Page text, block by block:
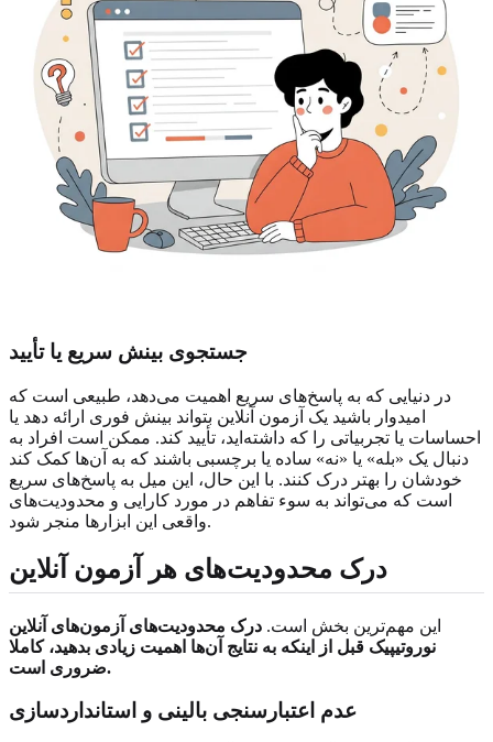
جستجوی بینش سریع یا تأیید
در دنیایی که به پاسخ‌های سریع اهمیت می‌دهد، طبیعی است که
امیدوار باشید یک آزمون آنلاین بتواند بینش فوری ارائه دهد یا
احساسات یا تجربیاتی را که داشته‌اید، تأیید کند. ممکن است افراد به
دنبال یک «بله» یا «نه» ساده یا برچسبی باشند که به آن‌ها کمک کند
خودشان را بهتر درک کنند. با این حال، این میل به پاسخ‌های سریع
است که می‌تواند به سوء تفاهم در مورد کارایی و محدودیت‌های
واقعی این ابزارها منجر شود.
درک محدودیت‌های هر آزمون آنلاین
این مهم‌ترین بخش است. درک محدودیت‌های آزمون‌های آنلاین
نوروتیپیک قبل از اینکه به نتایج آن‌ها اهمیت زیادی بدهید، کاملا
ضروری است.
عدم اعتبارسنجی بالینی و استانداردسازی